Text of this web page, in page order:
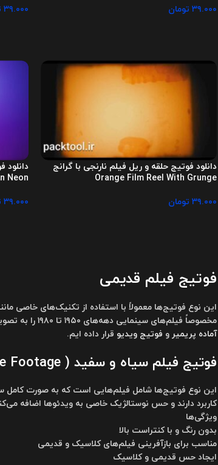
۳۹.۰۰۰ تومان
۳۹.۰۰۰
دانلود فوتیج حلقه و ریل فیلم نارنجی با گرانج
Orange Film Reel With Grunge
۳۹.۰۰۰ تومان
دانلود
Neon
۳۹.۰۰۰
فوتیج فیلم قدیمی
این نوع فوتیج‌ها معمولاً با استفاده از تکنیک‌های
مخصوصاً فیلم‌های سینمایی دهه‌های ۱۹۵۰ تا ۱۹۸۰ را به تصویر بکشند. در سایت پک تول این فوتیج ها را به 3 روش متفاوت
آماده پریمیر و فوتیج ویدیو قرار داده ایم.
فوتیج فیلم سیاه و سفید ( Black and White Footage )
این نوع فوتیج‌ها شامل فیلم‌هایی است که به صورت کامل
کاربرد دارند و حس نوستالژیک خاصی به ویدئوها اضافه
ویژگی‌ها
بدون رنگ و با کنتراست بالا
مناسب برای بازآفرینی فیلم‌های کلاسیک و قدیمی
ایجاد حس قدیمی و کلاسیک